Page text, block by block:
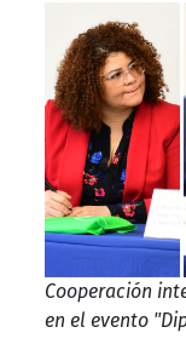
Cooperación
en el evento